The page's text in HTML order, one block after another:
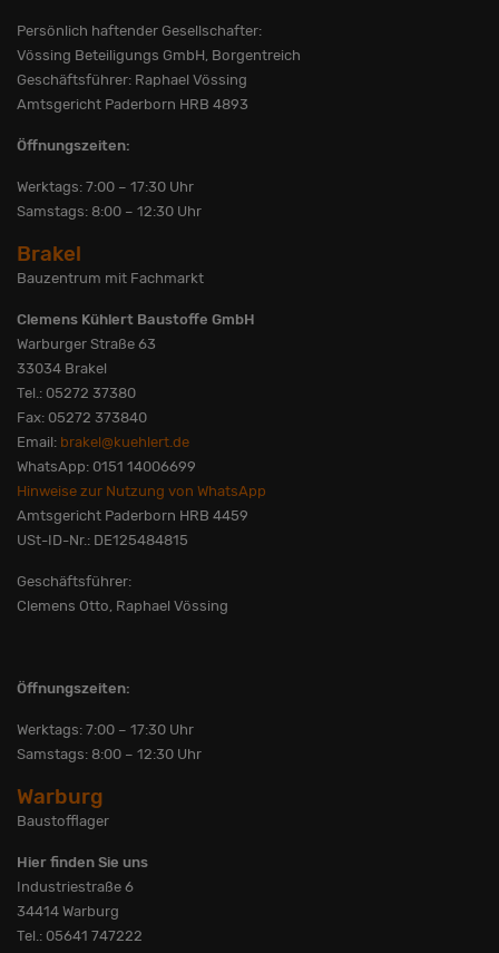
Persönlich haftender Gesellschafter:
Vössing Beteiligungs GmbH, Borgentreich
Geschäftsführer: Raphael Vössing
Amtsgericht Paderborn HRB 4893
Öffnungszeiten:
Werktags: 7:00 – 17:30 Uhr
Samstags: 8:00 – 12:30 Uhr
Brakel
Bauzentrum mit Fachmarkt
Clemens Kühlert Baustoffe GmbH
Warburger Straße 63
33034 Brakel
Tel.: 05272 37380
Fax: 05272 373840
Email: brakel@kuehlert.de
WhatsApp: 0151 14006699
Hinweise zur Nutzung von WhatsApp
Amtsgericht Paderborn HRB 4459
USt-ID-Nr.: DE125484815
Geschäftsführer:
Clemens Otto, Raphael Vössing
Öffnungszeiten:
Werktags: 7:00 – 17:30 Uhr
Samstags: 8:00 – 12:30 Uhr
Warburg
Baustofflager
Hier finden Sie uns
Industriestraße 6
34414 Warburg
Tel.: 05641 747222